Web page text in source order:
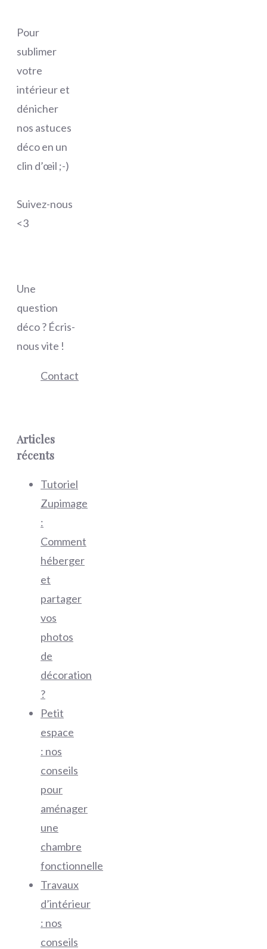
Pour
sublimer
votre
intérieur et
dénicher
nos astuces
déco en un
clin d’œil ;-)
Suivez-nous
<3
Une
question
déco ? Écris-
nous vite !
Contact
Articles
récents
Tutoriel
Zupimage
:
Comment
héberger
et
partager
vos
photos
de
décoration
?
Petit
espace
: nos
conseils
pour
aménager
une
chambre
fonctionnelle
Travaux
d’intérieur
: nos
conseils